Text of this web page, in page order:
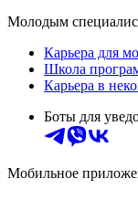
Молодым
Карьера для
Школа
Карьера в
Боты для
Мобильное